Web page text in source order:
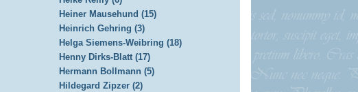
Heiner Mausehund (15)
Heinrich Gehring (3)
Helga Siemens-Weibring (18)
Henny Dirks-Blatt (17)
Hermann Bollmann (5)
Hildegard Zipzer (2)